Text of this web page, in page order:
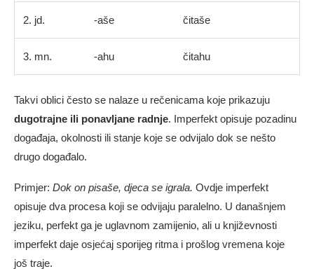
2. jd. -aše čitaše
3. mn. -ahu čitahu
Takvi oblici često se nalaze u rečenicama koje prikazuju
dugotrajne ili ponavljane radnje. Imperfekt opisuje pozadinu
događaja, okolnosti ili stanje koje se odvijalo dok se nešto
drugo događalo.
Primjer: Dok on pisaše, djeca se igrala. Ovdje imperfekt
opisuje dva procesa koji se odvijaju paralelno. U današnjem
jeziku, perfekt ga je uglavnom zamijenio, ali u književnosti
imperfekt daje osjećaj sporijeg ritma i prošlog vremena koje
još traje.